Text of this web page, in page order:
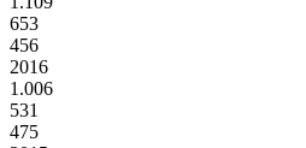
653
456
2016
1.006
531
475